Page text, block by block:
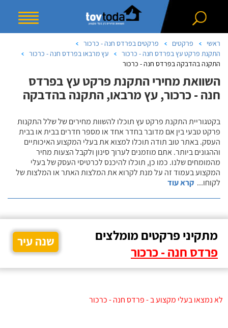
ראשי פרקטים
פרקטים בפרדס חנה - כרכור
התקנת פרקט עץ בפרדס חנה - כרכור
עץ מרבאו בפרדס חנה - כרכור
התקנה בהדבקה בפרדס חנה - כרכור
השוואת מחירי התקנת פרקט עץ בפרדס
חנה - כרכור, עץ מרבאו, התקנה בהדבקה
בקטגוריית התקנת פרקט עץ תוכלו להשוות מחירים של שלל התקנות
פרקט טבעי בין אם מדובר בחדר אחד או מספר חדרים בבית או בבית
העסק. באתר טוב תודה תוכלו למצוא את בעלי המקצוע האיכותיים
וההגונים ביותר. אתם מוזמנים לערוך סינון ולקבל הצעות מחיר
מהמומחים שלנו. כמו כן, תוכלו להיכנס לכרטיסי העסק של בעלי
המקצוע בעמוד זה על מנת לקרוא את המלצות האתר או המלצות של
לקוחו... קרא עוד
מתקיני פרקטים מומלצים
פרדס חנה - כרכור
שנה עיר
לא נמצאו בעלי מקצוע ב - פרדס חנה - כרכור